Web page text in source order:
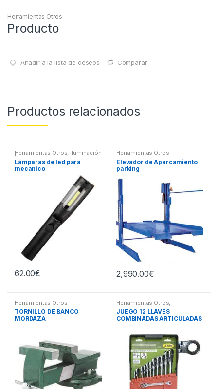
Herramientas Otros
Producto
Añadir a la lista de deseos Comparar
Productos relacionados
Herramientas Otros, Iluminación
| Linternas Led
Lámparas de led para
mecanico
62.00€
Herramientas Otros
Elevador de Aparcamiento
parking
2,990.00€
Herramientas Otros
TORNILLO DE BANCO
MORDAZA
Herramientas Otros,
Herramientas De Mano
Herramientas De Mano
JUEGO 12 LLAVES
COMBINADAS ARTICULADAS